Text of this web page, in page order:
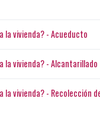
la vivienda? - Acueducto
la vivienda? - Alcantarillado
la vivienda? - Recolección